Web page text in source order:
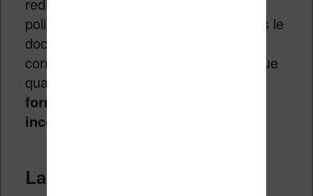
polices, intégrer toutes les polices dans le
document, simplifier la ponctuation ou
corriger les caractères Unicode (pratique
quand
forme de symboles
incompréhensibles
La marche à suivre